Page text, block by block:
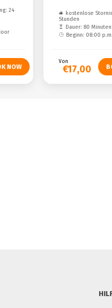
24
kostenlose
Stunden
Dauer: 80 Minuten
Beginn: 08:00 p.m.
Von
€17,00